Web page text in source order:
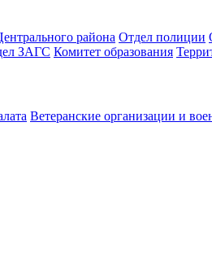
района Отдел полиции
ЗАГС Комитет образования
Ветеранские организации и